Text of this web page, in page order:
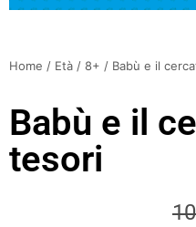
Home / Età / 8+ / Babù e il
Babù e il
tesori